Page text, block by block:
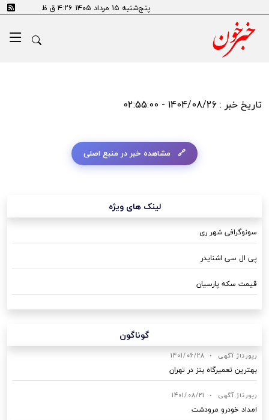
پنج‌شنبه ۱۵ مرداد ۱۴۰۵ ۴:۲۶ ق ظ
تاریخ خبر : 1404/08/26 - 02:55:00
مشاهده خبر در منبع اصلی
لینک های ویژه
سونوگرافی شهر ری
پی ال سی اشنایدر
قیمت سکه پارسیان
گوناگون
رپورتاژ آگهی •
1401/06/28
بهترین تعمیرگاه بنز در تهران
رپورتاژ آگهی •
1401/08/21
امداد خودرو مرودشت